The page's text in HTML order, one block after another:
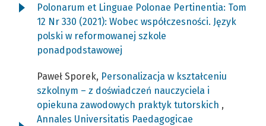
Polonarum et Linguae Polonae Pertinentia: Tom
12 Nr 330 (2021): Wobec współczesności. Język
polski w reformowanej szkole
ponadpodstawowej
Paweł Sporek, Personalizacja w kształceniu
szkolnym – z doświadczeń nauczyciela i
opiekuna zawodowych praktyk tutorskich ,
Annales Universitatis Paedagogicae